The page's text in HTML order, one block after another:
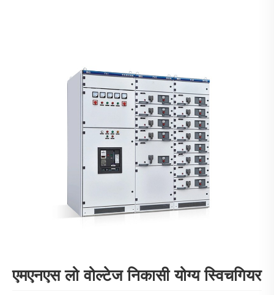
एमएनएस लो वोल्टेज निकासी योग्य स्विचगियर